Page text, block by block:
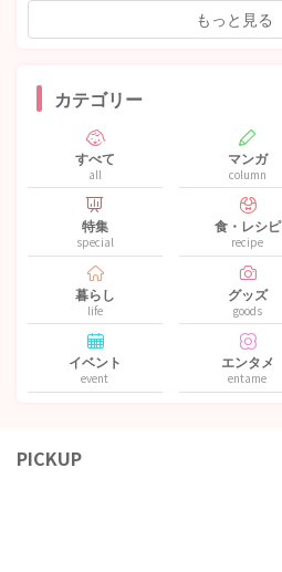
もっと見る
カテゴリー
すべて
all
マンガ
column
特集
special
食・レシピ
recipe
暮らし
life
グッズ
goods
イベント
event
エンタメ
entame
PICKUP